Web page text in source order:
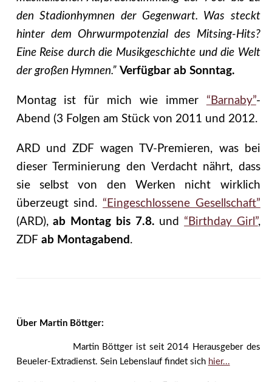
den Stadionhymnen der Gegenwart. Was steckt
hinter dem Ohrwurmpotenzial des Mitsing-Hits?
Eine Reise durch die Musikgeschichte und die Welt
der großen Hymnen.” Verfügbar ab Sonntag.
Montag ist für mich wie immer “Barnaby”-
Abend (3 Folgen am Stück von 2011 und 2012.
ARD und ZDF wagen TV-Premieren, was bei
dieser Terminierung den Verdacht nährt, dass
sie selbst von den Werken nicht wirklich
überzeugt sind. “Eingeschlossene Gesellschaft”
(ARD),ab Montag bis 7.8. und “Birthday Girl”,
ZDF ab Montagabend .
Über Martin Böttger:
Martin Böttger ist seit 2014 Herausgeber des
Beueler-Extradienst. Sein Lebenslauf findet sich hier...